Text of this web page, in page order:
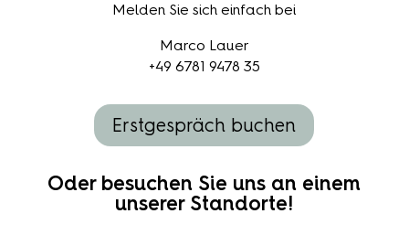
Melden Sie sich einfach bei
Marco Lauer
+49 6781 9478 35
Erstgespräch buchen
Oder besuchen Sie uns an einem
unserer Standorte!